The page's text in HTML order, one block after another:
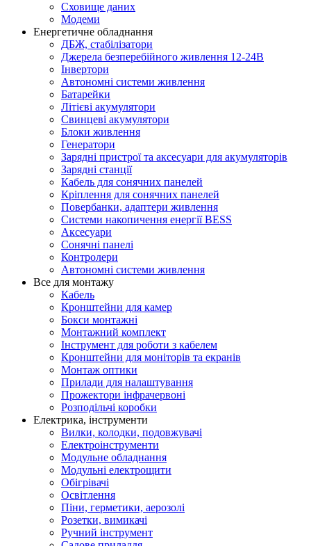
Сховище даних
Модеми
Енергетичне обладнання
ДБЖ, стабілізатори
Джерела безперебійного живлення 12-24В
Інвертори
Автономні системи живлення
Батарейки
Літієві акумулятори
Свинцеві акумулятори
Блоки живлення
Генератори
Зарядні пристрої та аксесуари для акумуляторів
Зарядні станції
Кабель для сонячних панелей
Кріплення для сонячних панелей
Повербанки, адаптери живлення
Системи накопичення енергії BESS
Аксесуари
Сонячні панелі
Контролери
Автономні системи живлення
Все для монтажу
Кабель
Кронштейни для камер
Бокси монтажні
Монтажний комплект
Інструмент для роботи з кабелем
Кронштейни для моніторів та екранів
Монтаж оптики
Прилади для налаштування
Прожектори інфрачервоні
Розподільчі коробки
Електрика, інструменти
Вилки, колодки, подовжувачі
Електроінструменти
Модульне обладнання
Модульні електрощити
Обігрівачі
Освітлення
Піни, герметики, аерозолі
Розетки, вимикачі
Ручний інструмент